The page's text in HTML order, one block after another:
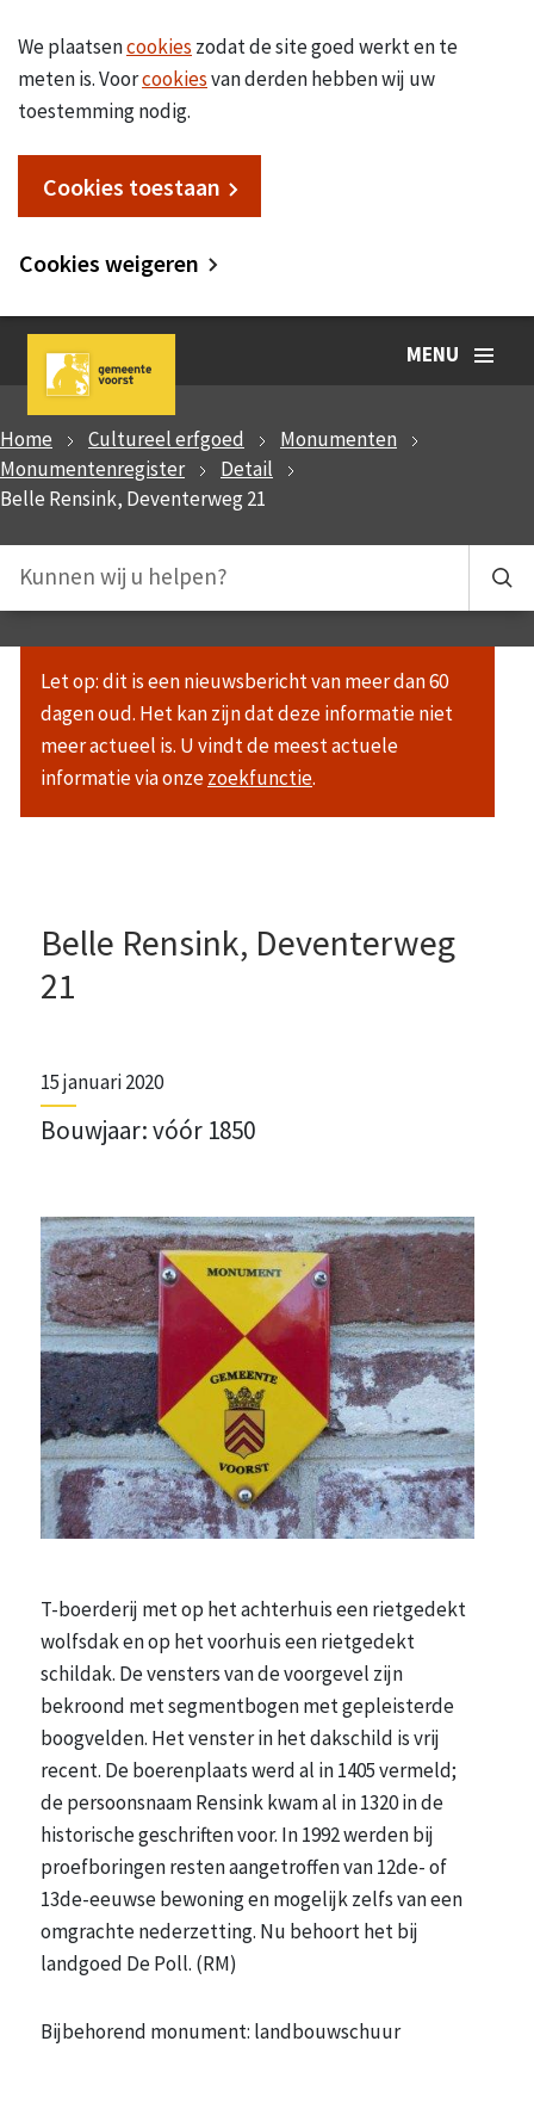
We plaatsencookies zodat de site goed werkt en te
meten is. Voorcookiesvan derden hebben wij uw
toestemming nodig.
Cookies toestaan
Cookies weigeren
MENU
Home Cultureel erfgoed
Monumenten
Monumentenregister
Detail
Belle Rensink, Deventerweg 21
Let op: dit is een nieuwsbericht van meer dan 60
dagen oud. Het kan zijn dat deze informatie niet
meer actueel is. U vindt de meest actuele
informatie via onzezoekfunctie.
Belle Rensink, Deventerweg
21
15 januari 2020
Bouwjaar: vóór 1850
T-boerderij met op het achterhuis een rietgedekt
wolfsdak en op het voorhuis een rietgedekt
schildak. De vensters van de voorgevel zijn
bekroond met segmentbogen met gepleisterde
boogvelden. Het venster in het dakschild is vrij
recent. De boerenplaats werd al in 1405 vermeld;
de persoonsnaam Rensink kwam al in 1320 in de
historische geschriften voor. In 1992 werden bij
proefboringen resten aangetroffen van 12de- of
13de-eeuwse bewoning en mogelijk zelfs van een
omgrachte nederzetting. Nu behoort het bij
landgoed De Poll. (RM)
Bijbehorend monument: landbouwschuur